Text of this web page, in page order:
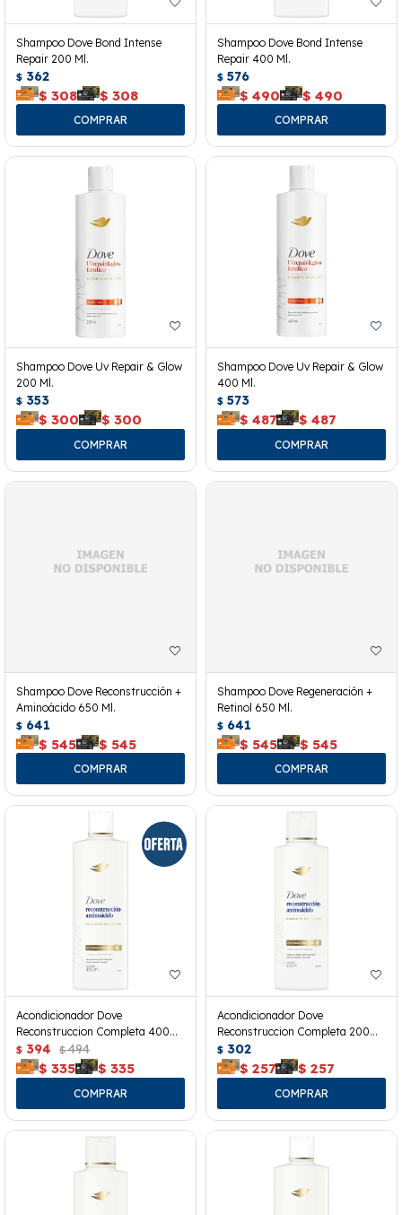
Shampoo Dove Bond Intense
Repair 200 Ml.
$ 362
$ 308 $ 308
Shampoo Dove Bond Intense
Repair 400 Ml.
$ 576
$ 490 $ 490
Shampoo Dove Uv Repair & Glow
200 Ml.
$ 353
$ 300 $ 300
Shampoo Dove Uv Repair & Glow
400 Ml.
$ 573
$ 487 $ 487
Shampoo Dove Reconstrucción +
Aminoácido 650 Ml.
$ 641
$ 545 $ 545
Shampoo Dove Regeneración +
Retinol 650 Ml.
$ 641
$ 545 $ 545
Acondicionador Dove
Reconstruccion Completa 400
Ml.
$ 394 $ 494
$ 335 $ 335
Acondicionador Dove
Reconstruccion Completa 200
Ml.
$ 302
$ 257 $ 257